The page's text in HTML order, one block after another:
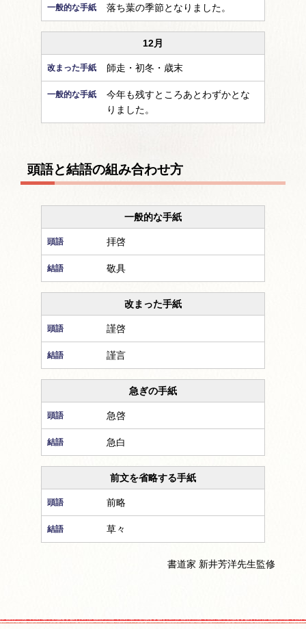
落ち葉の季節となりました。
12月
師走・初冬・歳末
今年も残すところあとわずかとな
りました。
頭語と結語の組み合わせ方
一般的な手紙
拝啓
敬具
改まった手紙
謹啓
謹言
急ぎの手紙
急啓
急白
前文を省略する手紙
前略
草々
書道家 新井芳洋先生監修